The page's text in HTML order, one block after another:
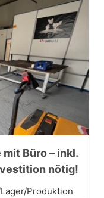
Büro – inkl.
nötig!
Produktion